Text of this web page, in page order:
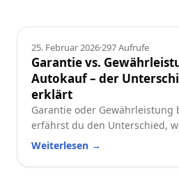
Ratgeber
25. Februar 2026·297Aufrufe
Garantie vs.
Autokauf – der
erklärt
Garantie oder Gewährleistung
erfährst du den Unterschied,
und worauf du beim Neu- oder
Weiterlesen →